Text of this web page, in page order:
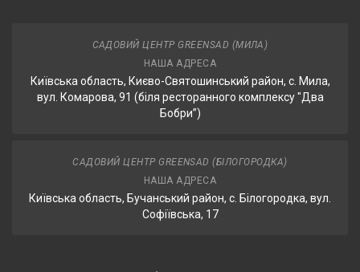
САДОВИЙ ЦЕНТР GREENSAD (МИЛА)
НАША АДРЕСА
Київська область, Києво-Святошинський район, с. Мила,
вул. Комарова, 91 (біля ресторанного комплексу "Два
Бобри”)
САДОВИЙ ЦЕНТР GREENSAD (БІЛОГОРОДКА)
НАША АДРЕСА
Київська область, Бучанський район, с. Білогородка, вул.
Софіївська, 17